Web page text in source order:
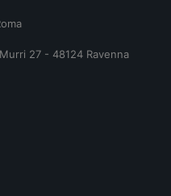
27 - 48124 Ravenna